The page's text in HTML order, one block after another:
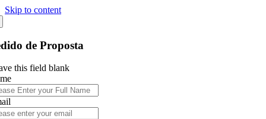
Skip to content
de Proposta
this field blank